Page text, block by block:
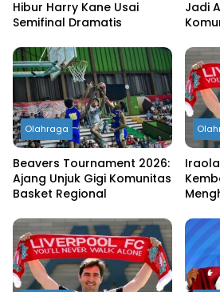
Hibur Harry Kane Usai
Semifinal Dramatis
Jadi
Olahraga
Beavers Tournament 2026:
Ajang Unjuk Gigi Komunitas
Basket Regional